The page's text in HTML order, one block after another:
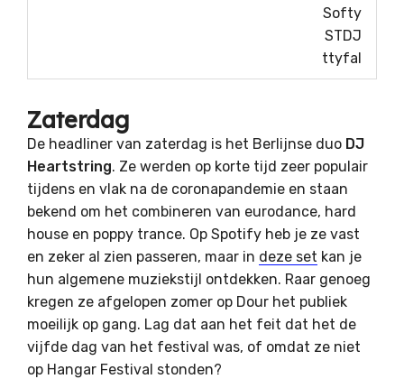
Softy
STDJ
ttyfal
Zaterdag
De headliner van zaterdag is het Berlijnse duo DJ
Heartstring. Ze werden op korte tijd zeer populair
tijdens en vlak na de coronapandemie en staan
bekend om het combineren van eurodance, hard
house en poppy trance. Op Spotify heb je ze vast
en zeker al zien passeren, maar in deze set kan je
hun algemene muziekstijl ontdekken. Raar genoeg
kregen ze afgelopen zomer op Dour het publiek
moeilijk op gang. Lag dat aan het feit dat het de
vijfde dag van het festival was, of omdat ze niet
op Hangar Festival stonden?